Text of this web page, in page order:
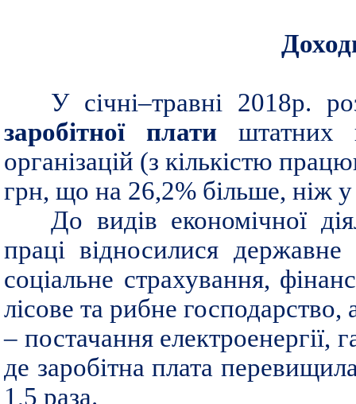
У січні–травні 2018р.
заробітної плати штатних
організацій (з кількістю
грн, що на 26,2% більше, ніж у
До видів економічної
праці відносилися
соціальне страхування,
лісове та рибне господарство,
– постачання електроенергії,
де заробітна плата
1,5 раза.